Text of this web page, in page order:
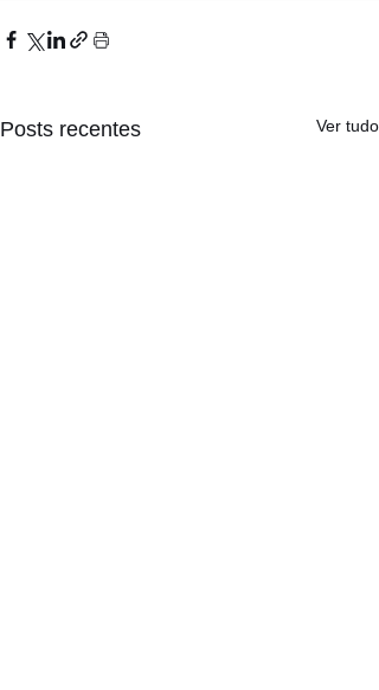
Posts recentes Ver tudo